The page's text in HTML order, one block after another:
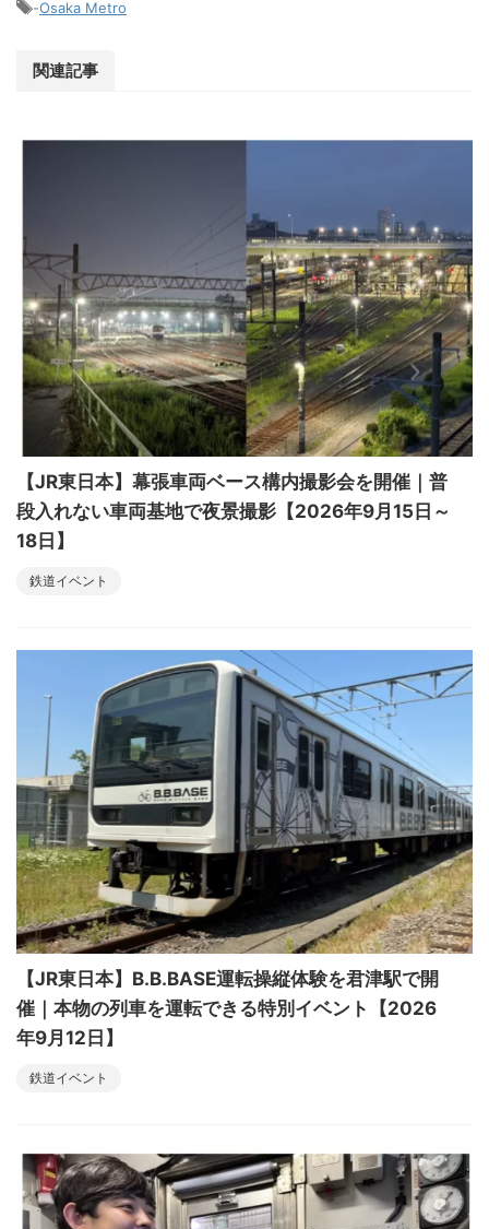
-Osaka Metro
関連記事
【JR東日本】幕張車両ベース構内撮影会を開催｜普
段入れない車両基地で夜景撮影【2026年9月15日～
18日】
鉄道イベント
【JR東日本】B.B.BASE運転操縦体験を君津駅で開
催｜本物の列車を運転できる特別イベント【2026
年9月12日】
鉄道イベント